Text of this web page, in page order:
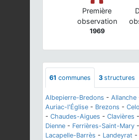
Première
observation
1969
61 communes 3 structures
Albepierre-Bredons - Allanche
Auriac-l'Église - Brezons -
- Chaudes-Aigues - Clavières -
Dienne - Ferrières-Saint-Mary -
Lacapelle-Barrès - Landeyrat -